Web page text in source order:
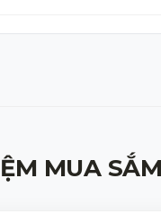
MUA